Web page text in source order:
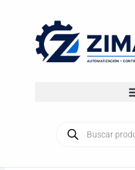
contenido
productos